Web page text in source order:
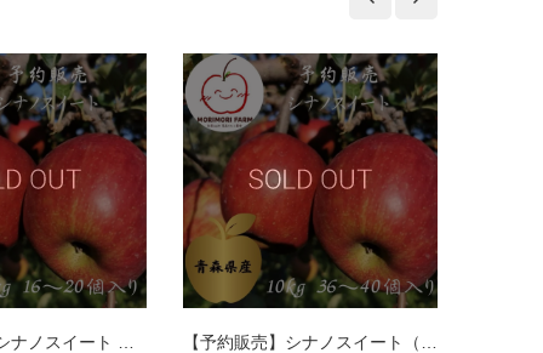
【予約販売】シナノスイート （１０月中..
【予約販売】シナノスイート（１０月中旬..